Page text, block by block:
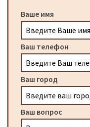
Ваше имя
Ваш телефон
Ваш город
Ваш вопрос